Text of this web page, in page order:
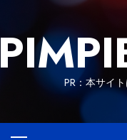
content
PR：本サイ